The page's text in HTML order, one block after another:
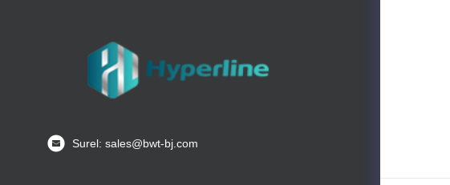
Surel: sales@bwt-bj.com